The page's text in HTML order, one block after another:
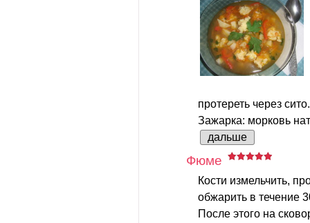
протереть через сито.
Зажарка: морковь
дальше
Фюме
Кости измельчить,
обжарить в течение
После этого на